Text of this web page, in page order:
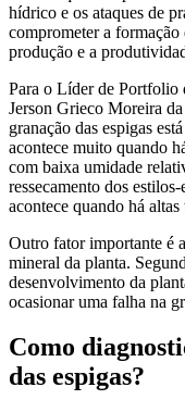
hídrico e os ataques de
comprometer a formação
produção e a
Para o Líder de
Jerson Grieco Moreira
granação das espigas
acontece muito quando
com baixa umidade
ressecamento dos
acontece quando há
Outro fator importante é
mineral da planta.
desenvolvimento da
ocasionar uma falha na
Como
das espigas?